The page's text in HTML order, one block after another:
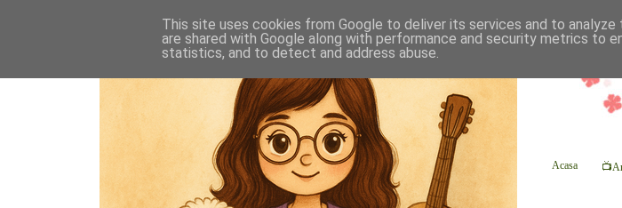
Acasa
This site uses cookies from Google to deliver its services and to analyze
are shared with Google along with performance and security metrics to
statistics, and to detect and address abuse.